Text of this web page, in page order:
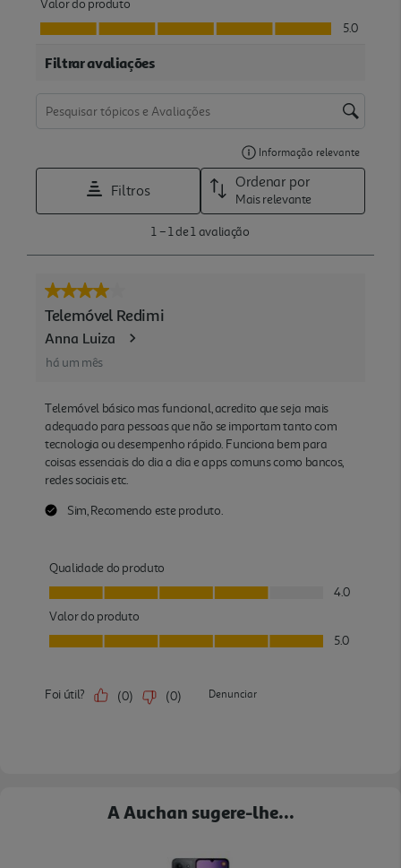
A Auchan sugere-lhe...